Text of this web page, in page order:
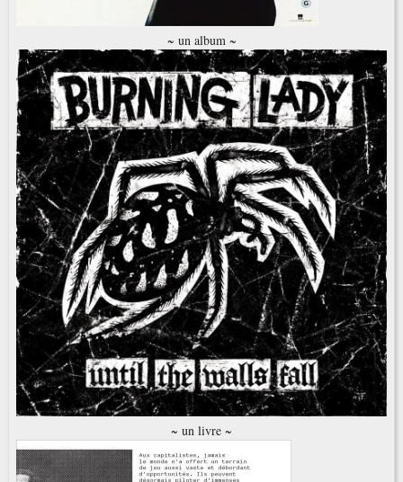
~ un album ~
~ un livre ~